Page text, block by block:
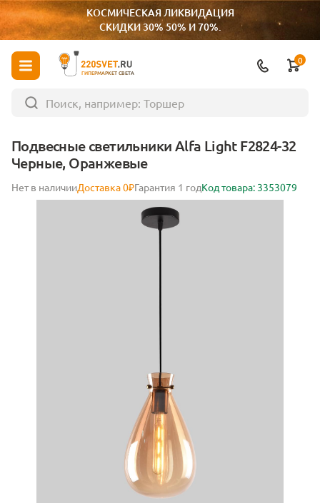
КОСМИЧЕСКАЯ ЛИКВИДАЦИЯ
СКИДКИ 30% 50% И 70%.
ГИПЕРМАРКЕТ СВЕТА
0
Подвесные светильники Alfa Light F2824-32
Черные, Оранжевые
Нет в наличииДоставка 0₽Гарантия 1 годКод товара: 3353079